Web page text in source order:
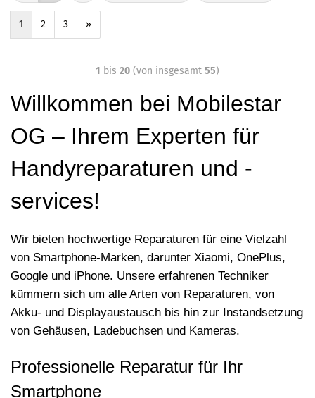
1 2 3 »
1 bis 20 (von insgesamt 55)
Willkommen bei Mobilestar
OG – Ihrem Experten für
Handyreparaturen und -
services!
Wir bieten hochwertige Reparaturen für eine Vielzahl
von Smartphone-Marken, darunter Xiaomi, OnePlus,
Google und iPhone. Unsere erfahrenen Techniker
kümmern sich um alle Arten von Reparaturen, von
Akku- und Displayaustausch bis hin zur Instandsetzung
von Gehäusen, Ladebuchsen und Kameras.
Professionelle Reparatur für Ihr
Smartphone